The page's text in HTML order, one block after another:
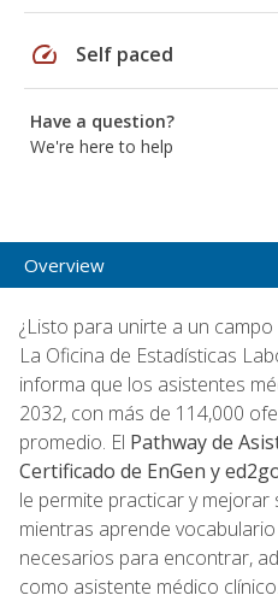
speed Self paced
Have a question?
We're here to help
Overview
¿Listo para unirte a un
La Oficina de Estadísticas
informa que los asistentes
2032, con más de 114,000
promedio. El Pathway de
Certificado de EnGen y
le permite practicar y mejorar
mientras aprende
necesarios para encontrar,
como asistente médico clínico.